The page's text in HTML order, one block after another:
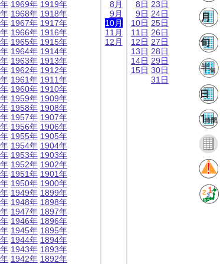
1969年
1968年
1967年
1966年
1965年
1964年
1963年
1962年
1961年
1960年
1959年
1958年
1957年
1956年
1955年
1954年
1953年
1952年
1951年
1950年
1949年
1948年
1947年
1946年
1945年
1944年
1943年
1942年
1919年
1918年
1917年
1916年
1915年
1914年
1913年
1912年
1911年
1910年
1909年
1908年
1907年
1906年
1905年
1904年
1903年
1902年
1901年
1900年
1899年
1898年
1897年
1896年
1895年
1894年
1893年
1892年
8月
9月
10月
11月
12月
8日
9日
10日
11日
12日
13日
14日
15日
23日
24日
25日
26日
27日
28日
29日
30日
31日